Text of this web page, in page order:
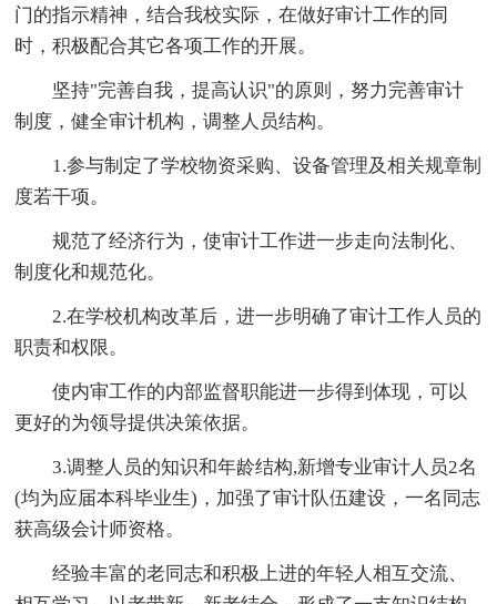
门的指示精神，结合我校实际，在做好审计工作的同
时，积极配合其它各项工作的开展。
坚持"完善自我，提高认识"的原则，努力完善审计
制度，健全审计机构，调整人员结构。
1.参与制定了学校物资采购、设备管理及相关规章制
度若干项。
规范了经济行为，使审计工作进一步走向法制化、
制度化和规范化。
2.在学校机构改革后，进一步明确了审计工作人员的
职责和权限。
使内审工作的内部监督职能进一步得到体现，可以
更好的为领导提供决策依据。
3.调整人员的知识和年龄结构,新增专业审计人员2名
(均为应届本科毕业生)，加强了审计队伍建设，一名同志
获高级会计师资格。
经验丰富的老同志和积极上进的年轻人相互交流、